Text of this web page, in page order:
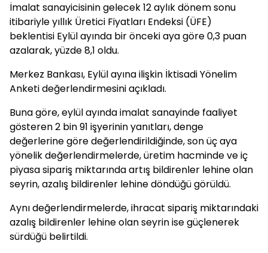
İmalat sanayicisinin gelecek 12 aylık dönem sonu
itibariyle yıllık Üretici Fiyatları Endeksi (ÜFE)
beklentisi Eylül ayında bir önceki aya göre 0,3 puan
azalarak, yüzde 8,1 oldu.
Merkez Bankası, Eylül ayına ilişkin İktisadi Yönelim
Anketi değerlendirmesini açıkladı.
Buna göre, eylül ayında imalat sanayinde faaliyet
gösteren 2 bin 91 işyerinin yanıtları, denge
değerlerine göre değerlendirildiğinde, son üç aya
yönelik değerlendirmelerde, üretim hacminde ve iç
piyasa sipariş miktarında artış bildirenler lehine olan
seyrin, azalış bildirenler lehine döndüğü görüldü.
Aynı değerlendirmelerde, ihracat sipariş miktarındaki
azalış bildirenler lehine olan seyrin ise güçlenerek
sürdüğü belirtildi.